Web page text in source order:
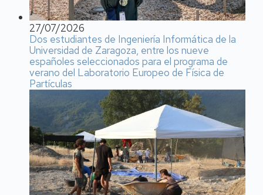
27/07/2026
Dos estudiantes de Ingeniería Informática de la
Universidad de Zaragoza, entre los nueve
españoles seleccionados para el programa de
verano del Laboratorio Europeo de Física de
Partículas